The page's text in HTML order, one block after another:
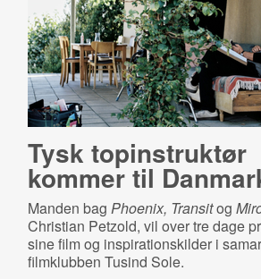
Tysk topinstruktør
kommer til
Manden bag Phoenix, Transitog
Christian Petzold, vil over tre dage
sine film og inspirationskilder i
filmklubben Tusind Sole.